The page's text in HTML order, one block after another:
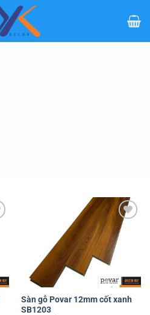
Yêu
thích
Sàn gỗ Povar 12mm cốt xanh
SB1203